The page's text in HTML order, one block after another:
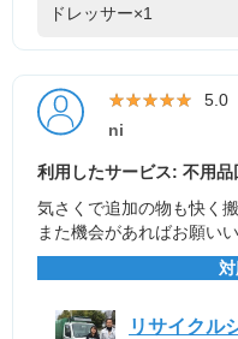
ドレッサー×1
★★★★★
★★★★★ 5.0
ni
利用したサービス: 不用品
気さくで追加の物も快く
また機会があればお願い
リサイクル